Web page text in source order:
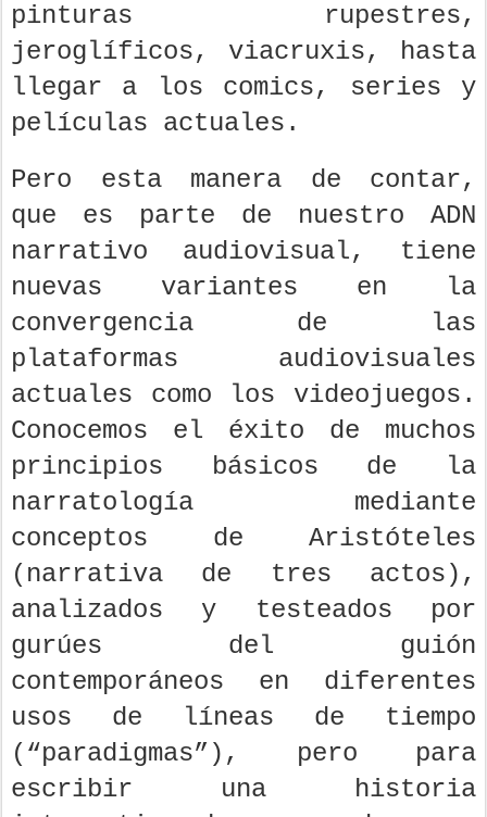
pinturas rupestres,
jeroglíficos, viacruxis, hasta
llegar a los comics, series y
películas actuales.
Pero esta manera de contar,
que es parte de nuestro ADN
narrativo audiovisual, tiene
nuevas variantes en la
convergencia de las
plataformas audiovisuales
actuales como los videojuegos.
Conocemos el éxito de muchos
principios básicos de la
narratología mediante
conceptos de Aristóteles
(narrativa de tres actos),
analizados y testeados por
gurúes del guión
contemporáneos en diferentes
usos de líneas de tiempo
(“paradigmas”), pero para
escribir una historia